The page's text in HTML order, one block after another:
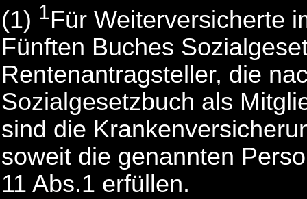
(1) 1Für Weiterversicherte
Fünften Buches
Rentenantragsteller, die
Sozialgesetzbuch als
sind die
soweit die genannten
11 Abs.1 erfüllen.